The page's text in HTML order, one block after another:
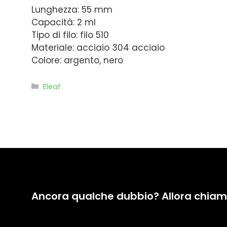
Lunghezza: 55 mm
Capacità: 2 ml
Tipo di filo: filo 510
Materiale: acciaio 304 acciaio
Colore: argento, nero
Categorie
Eleaf
Ancora qualche dubbio? Allora